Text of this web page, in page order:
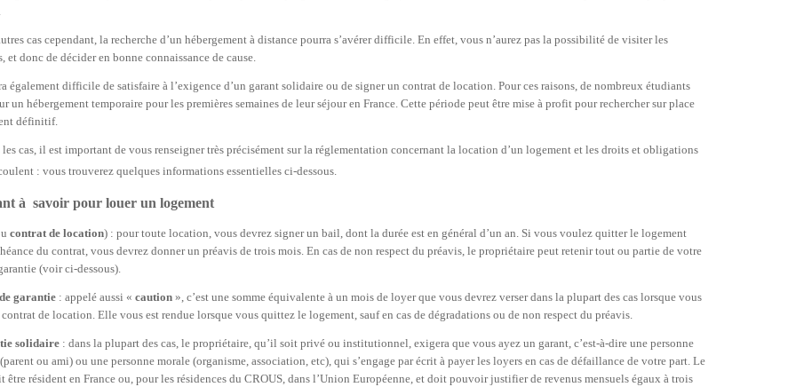
cas cependant, la recherche d’un hébergement à distance pourra s’avérer difficile. En effet, vous n’aurez pas la possibilité de visiter les
et donc de décider en bonne connaissance de cause.
également difficile de satisfaire à l’exigence d’un garant solidaire ou de signer un contrat de location. Pour ces raisons, de nombreux étudiants
un hébergement temporaire pour les premières semaines de leur séjour en France. Cette période peut être mise à profit pour rechercher sur place
définitif.
les cas, il est important de vous renseigner très précisément sur la réglementation concernant la location d’un logement et les droits et obligations
: vous trouverez quelques informations essentielles ci-dessous.
à savoir pour louer un logement
contrat de location) : pour toute location, vous devrez signer un bail, dont la durée est en général d’un an. Si vous voulez quitter le logement
du contrat, vous devrez donner un préavis de trois mois. En cas de non respect du préavis, le propriétaire peut retenir tout ou partie de votre
(voir ci-dessous).
garantie: appelé aussi « caution », c’est une somme équivalente à un mois de loyer que vous devrez verser dans la plupart des cas lorsque vous
de location. Elle vous est rendue lorsque vous quittez le logement, sauf en cas de dégradations ou de non respect du préavis.
solidaire : dans la plupart des cas, le propriétaire, qu’il soit privé ou institutionnel, exigera que vous ayez un garant, c’est-à-dire une personne
ou ami) ou une personne morale (organisme, association, etc), qui s’engage par écrit à payer les loyers en cas de défaillance de votre part. Le
être résident en France ou, pour les résidences du CROUS, dans l’Union Européenne, et doit pouvoir justifier de revenus mensuels égaux à trois